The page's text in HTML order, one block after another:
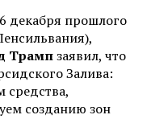
декабря прошлого
Трампзаявил, что
Залива:
средства,
созданию зон